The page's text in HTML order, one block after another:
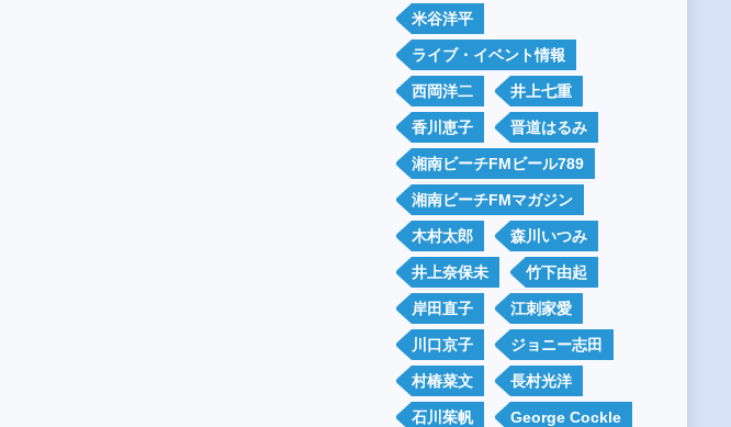
米谷洋平
ライブ・イベント情報
西岡洋二 井上七重
香川恵子 晋道はるみ
湘南ビーチFMビール789
湘南ビーチFMマガジン
木村太郎 森川いつみ
井上奈保未 竹下由起
岸田直子 江刺家愛
川口京子 ジョニー志田
村椿菜文 長村光洋
石川茱帆 George Cockle